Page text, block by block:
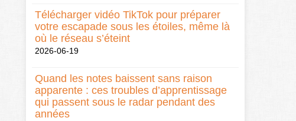
Télécharger vidéo TikTok pour préparer
votre escapade sous les étoiles, même là
où le réseau s’éteint
2026-06-19
Quand les notes baissent sans raison
apparente : ces troubles d’apprentissage
qui passent sous le radar pendant des
années